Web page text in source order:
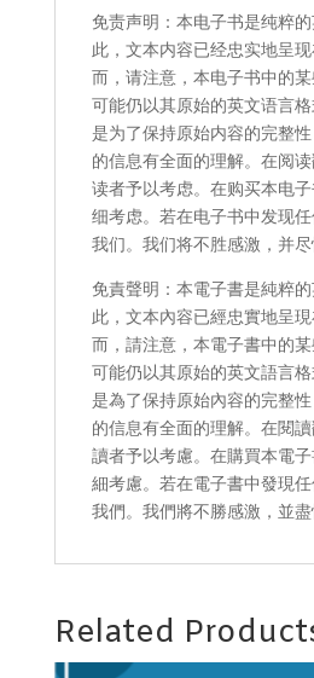
免责声明：本电子书是纯粹
此，文本内容已经忠实地呈
而，请注意，本电子书中的
可能仍以其原始的英文语言
是为了保持原始内容的完整
的信息有全面的理解。在阅
读者予以考虑。在购买本电
细考虑。若在电子书中发现
我们。我们将不胜感激，并尽
免責聲明：本電子書是純粹
此，文本內容已經忠實地呈
而，請注意，本電子書中的
可能仍以其原始的英文語言
是為了保持原始內容的完整
的信息有全面的理解。在閱
讀者予以考慮。在購買本電
細考慮。若在電子書中發現
我們。我們將不勝感激，並盡
Related